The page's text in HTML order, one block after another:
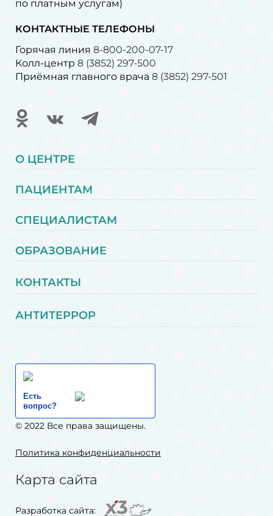
по платным услугам)⁠
КОНТАКТНЫЕ ТЕЛЕФОНЫ
Горячая линия 8-800-200-07-17
Колл-центр 8 (3852) 297-500
Приёмная главного врача 8 (3852) 297-501
О ЦЕНТРЕ
ПАЦИЕНТАМ
СПЕЦИАЛИСТАМ
ОБРАЗОВАНИЕ
КОНТАКТЫ
АНТИТЕРРОР
Есть
вопрос?
© 2022 Все права защищены.
Политика конфиденциальности
Карта сайта
Разработка сайта: